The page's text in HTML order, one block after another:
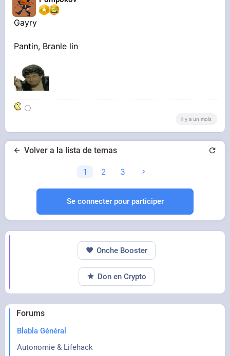
Gayry
Pantin, Branle lin
⚪
il y a un mois
Volver a la lista de temas
1 2 3
Se connecter pour participer
Forums
Blabla Général
Autonomie & Lifehack
Onche Booster
Don en Crypto